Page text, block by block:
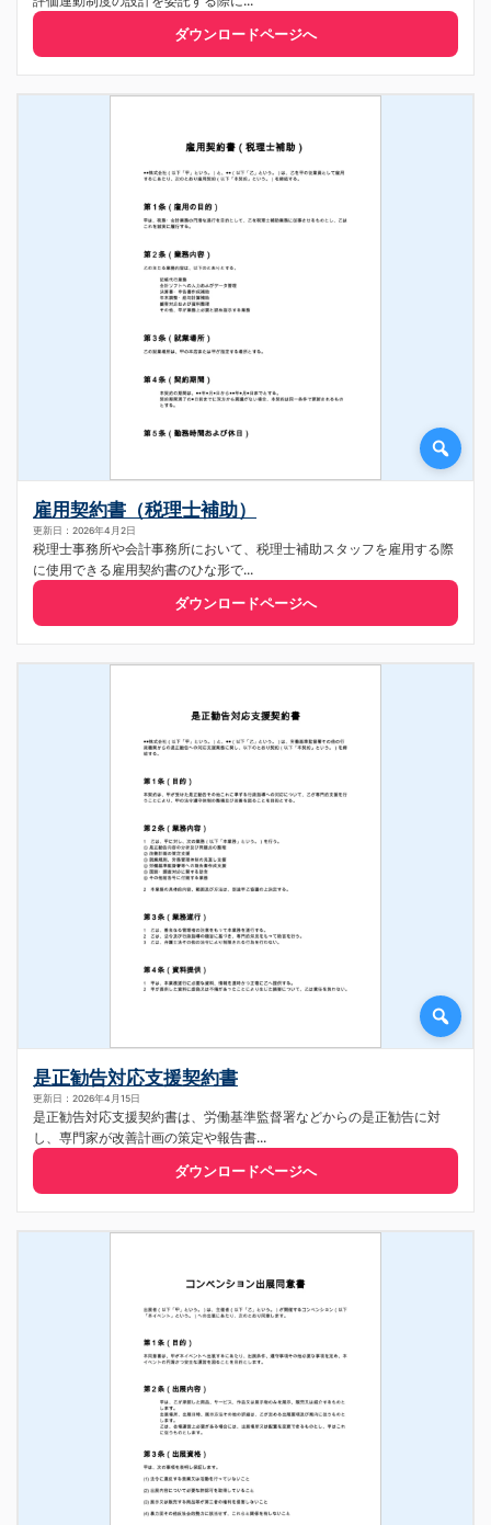
ダウンロードページへ
雇用契約書（税理士補助）
更新日：2026年4月2日
税理士事務所や会計事務所において、税理士補助スタッフを雇用する際
に使用できる雇用契約書のひな形で...
ダウンロードページへ
是正勧告対応支援契約書
更新日：2026年4月15日
是正勧告対応支援契約書は、労働基準監督署などからの是正勧告に対
し、専門家が改善計画の策定や報告書...
ダウンロードページへ